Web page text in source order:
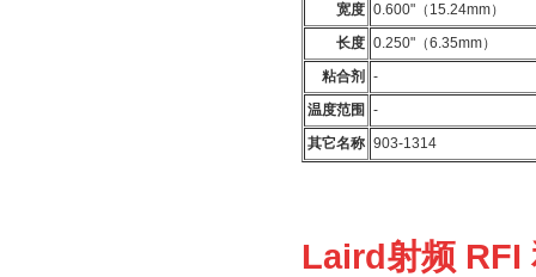
宽度 0.600"（15.24mm）
长度 0.250"（6.35mm）
粘合剂
-
温度范围
-
其它名称 903-1314
Laird射频 RFI